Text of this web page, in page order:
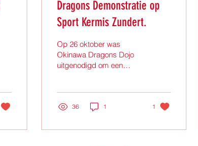
Dragons Demonstratie op
Sport Kermis Zundert.
Op 26 oktober was
Okinawa Dragons Dojo
uitgenodigd om een
Zundert. Een...
36 1 1